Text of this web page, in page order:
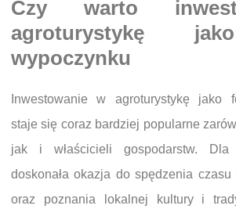
Czy warto
agroturystykę
wypoczynku
Inwestowanie w agroturystykę jako
staje się coraz bardziej popularne
jak i właścicieli gospodarstw.
doskonała okazja do spędzenia
oraz poznania lokalnej kultury i